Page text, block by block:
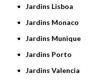
Jardins Lisboa
Jardins Monaco
Jardins Munique
Jardins Porto
Jardins Valencia